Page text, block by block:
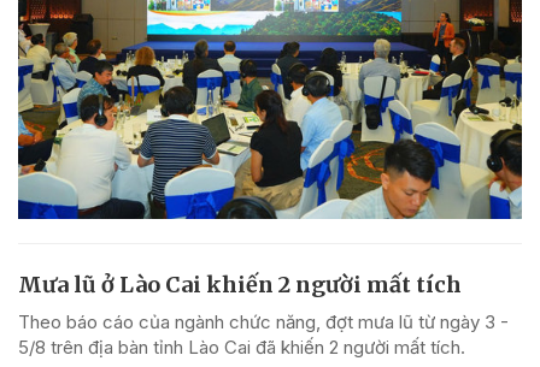
Mưa lũ ở Lào Cai khiến 2 người mất tích
Theo báo cáo của ngành chức năng, đợt mưa lũ từ ngày 3 -
5/8 trên địa bàn tỉnh Lào Cai đã khiến 2 người mất tích.